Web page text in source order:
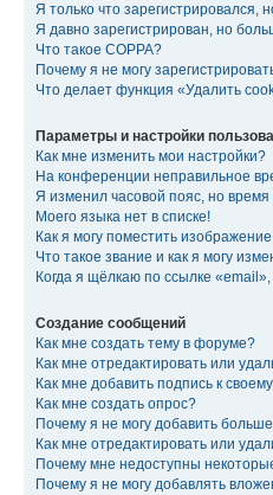
Я только что зарегистрировался,
Я давно зарегистрирован, но
Что такое COPPA?
Почему я не могу
Что делает функция «Удалить
Параметры и настройки
Как мне изменить мои настройки?
На конференции неправильное
Я изменил часовой пояс, но
Моего языка нет в списке!
Как я могу поместить
Что такое звание и как я могу
Когда я щёлкаю по ссылке
Создание сообщений
Как мне создать тему в форуме?
Как мне отредактировать или
Как мне добавить подпись к
Как мне создать опрос?
Почему я не могу добавить
Как мне отредактировать или
Почему мне недоступны
Почему я не могу добавлять